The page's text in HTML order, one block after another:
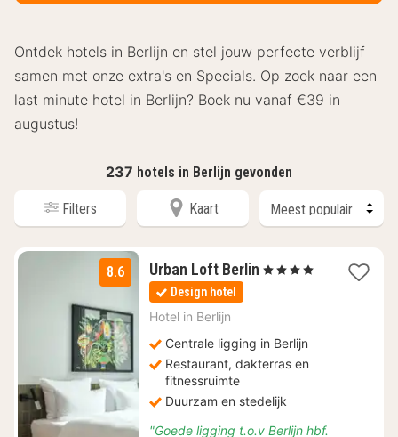
Ontdek hotels in Berlijn en stel jouw perfecte verblijf
samen met onze extra's en Specials. Op zoek naar een
last minute hotel in Berlijn? Boek nu vanaf €39 in
augustus!
237 hotels in Berlijn gevonden
Filters Kaart
8.6 Urban Loft Berlin 1
, 4 Sterren
Design hotel
Hotel in Berlijn
Centrale ligging in Berlijn
Restaurant, dakterras en
fitnessruimte
Duurzam en stedelijk
"Goede ligging t.o.v Berlijn hbf.